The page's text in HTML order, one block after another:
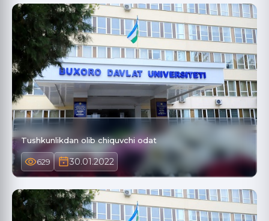
Tushkunlikdan olib chiquvchi odat
629 30.01.2022